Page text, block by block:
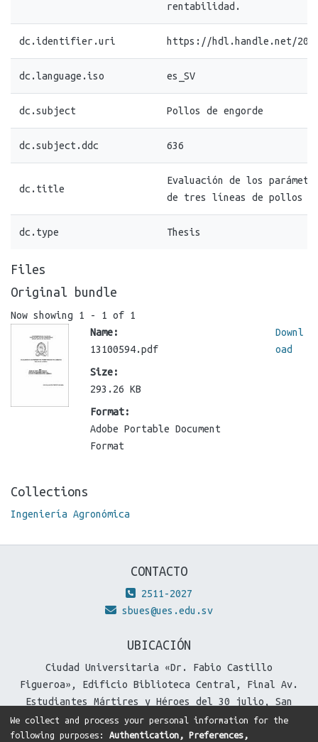
rentabilidad.
dc.identifier.uri https://hdl.handle.net/
dc.language.iso es_SV
dc.subject Pollos de engorde
dc.subject.ddc 636
dc.title
Evaluación de los
de tres líneas de pollos
dc.type Thesis
Files
Original bundle
Now showing 1 - 1 of 1
Name:
13100594.pdf
Size:
293.26 KB
Format:
Adobe Portable Document
Format
Downl
oad
Collections
Ingeniería Agronómica
CONTACTO
2511-2027
sbues@ues.edu.sv
UBICACIÓN
Ciudad Universitaria «Dr. Fabio Castillo
Figueroa», Edificio Biblioteca Central, Final Av.
Estudiantes Mártires y Héroes del 30 julio, San
Salvador, El Salvador.
We collect and process your personal information for the
following purposes: Authentication, Preferences,